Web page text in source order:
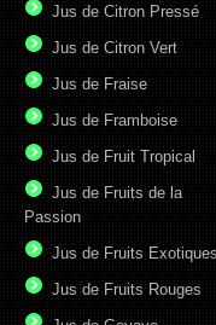
Jus de Citron Pressé
Jus de Citron Vert
Jus de Fraise
Jus de Framboise
Jus de Fruit Tropical
Jus de Fruits de la
Passion
Jus de Fruits
Jus de Fruits Rouges